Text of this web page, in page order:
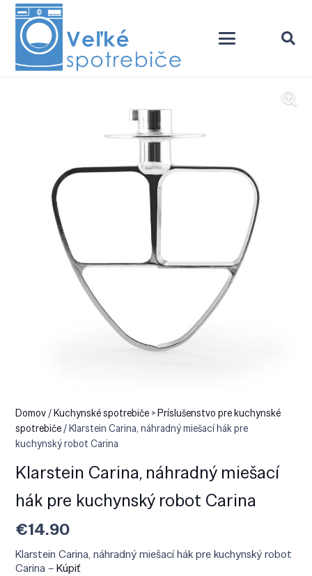
Domov/Kuchynské spotrebiče > Príslušenstvo pre kuchynské
spotrebiče/ Klarstein Carina, náhradný miešací hák pre
kuchynský robot Carina
Klarstein Carina, náhradný miešací
hák pre kuchynský robot Carina
€14.90
Klarstein Carina, náhradný miešací hák pre kuchynský robot
Carina –Kúpiť